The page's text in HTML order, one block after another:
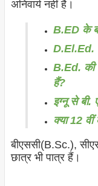
अनिवार्य नहीं है।
B.ED के
D.El.Ed.
B.Ed. की
हैं?
इग्नू से
क्या 12
बीएससी(B.Sc.),
छात्र भी पात्र हैं।